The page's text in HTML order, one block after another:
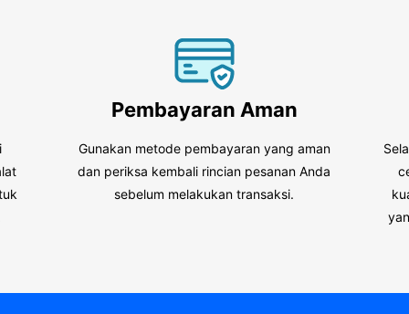
Pembayaran Aman
Gunakan metode pembayaran yang aman
dan periksa kembali rincian pesanan Anda
sebelum melakukan transaksi.